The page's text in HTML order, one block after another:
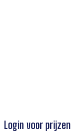
Login voor prijzen